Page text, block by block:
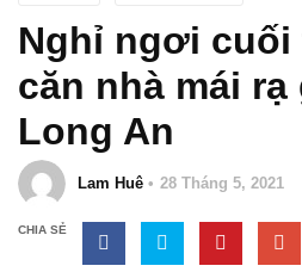
Nghỉ ngơi cuối
căn nhà mái
Long An
Lam Huê 28 Tháng 5, 2021
CHIA SẺ